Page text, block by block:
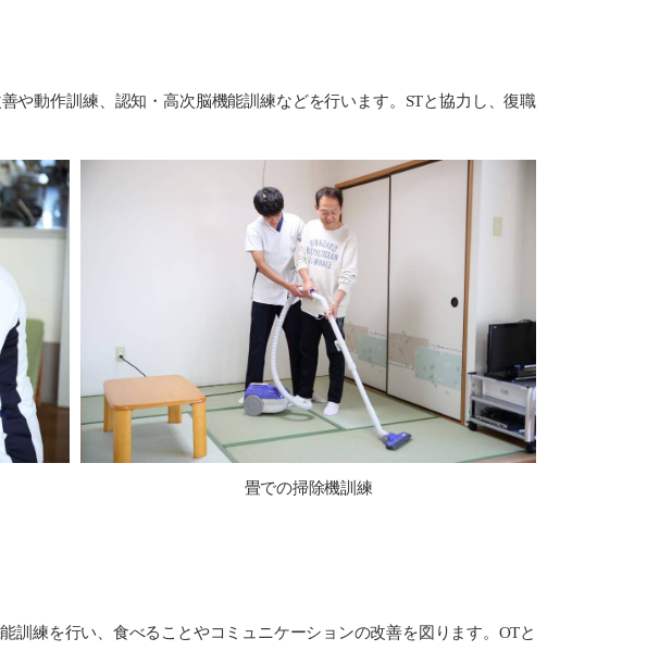
や動作訓練、認知・高次脳機能訓練などを行います。STと協力し、復職
畳での掃除機訓練
練を行い、食べることやコミュニケーションの改善を図ります。OTと